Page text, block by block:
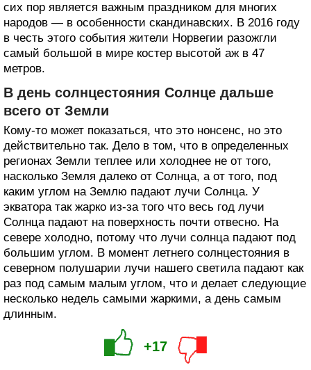
сих пор является важным праздником для многих
народов — в особенности скандинавских. В 2016 году
в честь этого события жители Норвегии разожгли
самый большой в мире костер высотой аж в 47
метров.
В день солнцестояния Солнце дальше
всего от Земли
Кому-то может показаться, что это нонсенс, но это
действительно так. Дело в том, что в определенных
регионах Земли теплее или холоднее не от того,
насколько Земля далеко от Солнца, а от того, под
каким углом на Землю падают лучи Солнца. У
экватора так жарко из-за того что весь год лучи
Солнца падают на поверхность почти отвесно. На
севере холодно, потому что лучи солнца падают под
большим углом. В момент летнего солнцестояния в
северном полушарии лучи нашего светила падают как
раз под самым малым углом, что и делает следующие
несколько недель самыми жаркими, а день самым
длинным.
+17